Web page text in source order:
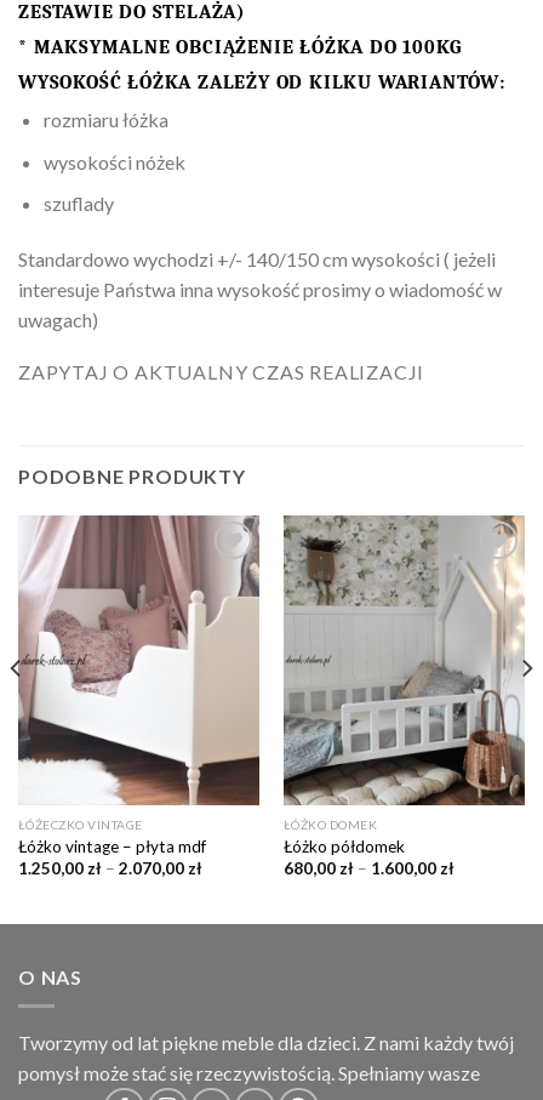
ZESTAWIE DO STELAŻA)
* MAKSYMALNE OBCIĄŻENIE ŁÓŻKA DO 100KG
WYSOKOŚĆ ŁÓŻKA ZALEŻY OD KILKU WARIANTÓW:
rozmiaru łóżka
wysokości nóżek
szuflady
Standardowo wychodzi +/- 140/150 cm wysokości ( jeżeli
interesuje Państwa inna wysokość prosimy o wiadomość w
uwagach)
ZAPYTAJ O AKTUALNY CZAS REALIZACJI
PODOBNE PRODUKTY
Dodaj
listy
życzeń
ŁÓŻECZKO VINTAGE
Łóżko vintage – płyta mdf
1.250,00 zł– 2.070,00 zł
Dodaj
do
listy
ŁÓŻKO DOMEK
Łóżko półdomek
680,00 zł– 1.600,00 zł
O NAS
Tworzymy od lat piękne meble dla dzieci. Z nami każdy twój
pomysł może stać się rzeczywistością. Spełniamy wasze